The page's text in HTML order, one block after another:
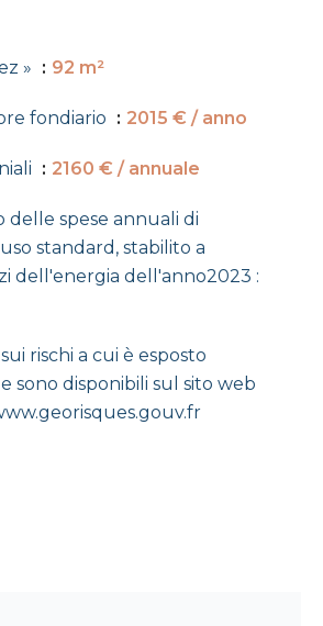
» 92 m²
fondiario 2015 € / anno
2160 € / annuale
delle spese annuali di
standard, stabilito a
dell'energia dell'anno2023 :
rischi a cui è esposto
sono disponibili sul sito web